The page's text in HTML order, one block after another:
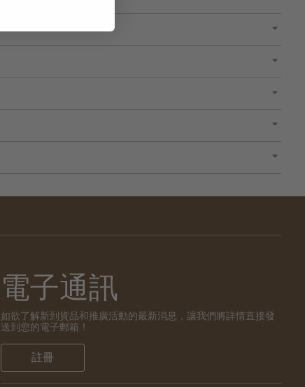
電子通訊
如欲了解新到貨品和推廣活動的最新消息，讓我們將詳情直接發
送到您的電子郵箱！
註冊